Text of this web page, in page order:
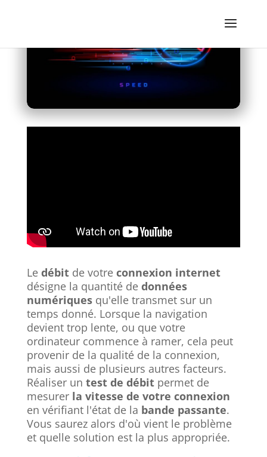
Le débitde votre connexion internet
désigne la quantité de données
numériquesqu'elle transmet sur un
temps donné. Lorsque la navigation
devient trop lente, ou que votre
ordinateur commence à ramer, cela peut
provenir de la qualité de la connexion,
mais aussi de plusieurs autres facteurs.
Réaliser un test de débitpermet de
mesurer la vitesse de votre connexion
en vérifiant l'état de la bande passante.
Vous saurez alors d'où vient le problème
et quelle solution est la plus appropriée.